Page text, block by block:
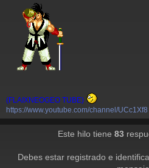
(FLAIXNEOGEO TUBE)
https://www.youtube.com/channel/
Este hilo tiene 83
Debes estar registrado e